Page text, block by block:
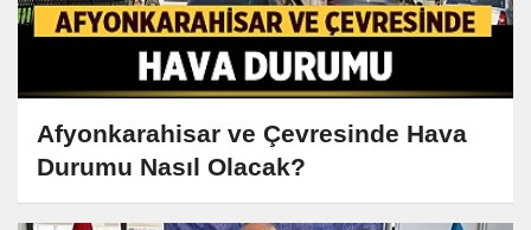
Afyonkarahisar ve Çevresinde Hava
Durumu Nasıl Olacak?